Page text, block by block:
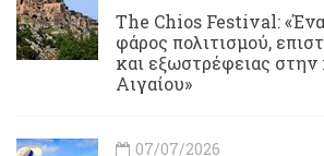
Τhe Chios Festival:
φάρος πολιτισμού,
και εξωστρέφειας στην
Αιγαίου»
07/07/2026